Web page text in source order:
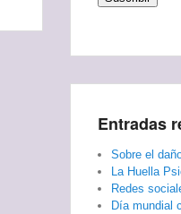
Entradas
Sobre el
La Huella
Redes
Día mundial